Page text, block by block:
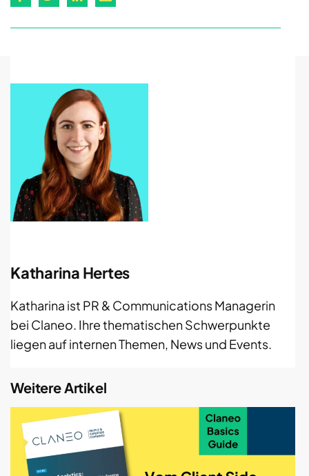
Katharina Hertes
Katharina ist PR & Communications Managerin
bei Claneo. Ihre thematischen Schwerpunkte
liegen auf internen Themen, News und Events.
Weitere Artikel